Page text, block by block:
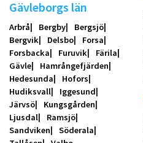
Gävleborgs län
Arbrå Bergby
Bergsjö
Bergvik
Delsbo
Forsa
Forsbacka
Furuvik
Färila
Gävle
Hamrångefjärden
Hedesunda
Hofors
Hudiksvall
Iggesund
Järvsö
Kungsgården
Ljusdal
Ramsjö
Sandviken
Söderala